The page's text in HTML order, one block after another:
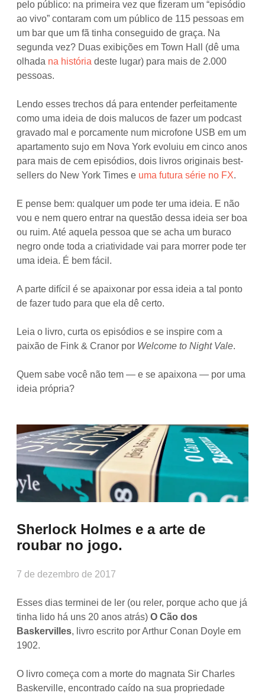
pelo público: na primeira vez que fizeram um “episódio
ao vivo” contaram com um público de 115 pessoas em
um bar que um fã tinha conseguido de graça. Na
segunda vez? Duas exibições em Town Hall (dê uma
olhada na história deste lugar) para mais de 2.000
pessoas.
Lendo esses trechos dá para entender perfeitamente
como uma ideia de dois malucos de fazer um podcast
gravado mal e porcamente num microfone USB em um
apartamento sujo em Nova York evoluiu em cinco anos
para mais de cem episódios, dois livros originais best-
sellers do New York Times e uma futura série no FX.
E pense bem: qualquer um pode ter uma ideia. E não
vou e nem quero entrar na questão dessa ideia ser boa
ou ruim. Até aquela pessoa que se acha um buraco
negro onde toda a criatividade vai para morrer pode ter
uma ideia. É bem fácil.
A parte difícil é se apaixonar por essa ideia a tal ponto
de fazer tudo para que ela dê certo.
Leia o livro, curta os episódios e se inspire com a
paixão de Fink & Cranor por Welcome to Night Vale.
Quem sabe você não tem — e se apaixona — por uma
ideia própria?
Sherlock Holmes e a arte de
roubar no jogo.
7 de dezembro de 2017
Esses dias terminei de ler (ou reler, porque acho que já
tinha lido há uns 20 anos atrás)O Cão dos
Baskervilles, livro escrito por Arthur Conan Doyle em
1902.
O livro começa com a morte do magnata Sir Charles
Baskerville, encontrado caído na sua propriedade